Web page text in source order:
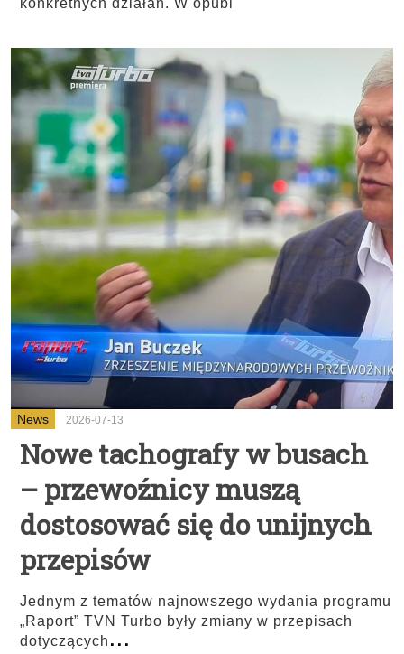
konkretnych działań. W opubl
News 2026-07-13
Nowe tachografy w busach
– przewoźnicy muszą
dostosować się do unijnych
przepisów
Jednym z tematów najnowszego wydania programu
„Raport” TVN Turbo były zmiany w przepisach
dotyczących ...